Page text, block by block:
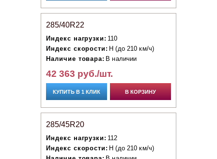
285/40R22
Индекс нагрузки: 110
Индекс скорости: H (до 210 км/ч)
Наличие товара: В наличии
42 363 руб./шт.
КУПИТЬ В 1 КЛИК В КОРЗИНУ
285/45R20
Индекс нагрузки: 112
Индекс скорости: H (до 210 км/ч)